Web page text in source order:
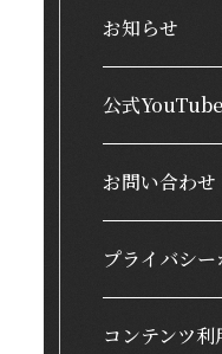
お知らせ
公式YouTube
お問い合わせ
プライバシ
コンテンツ